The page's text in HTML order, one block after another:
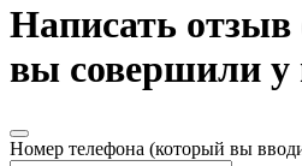
Написать отзыв
вы совершили у
Номер телефона (который вы